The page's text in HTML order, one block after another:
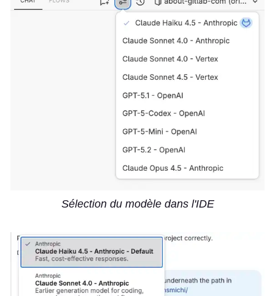
Sélection du modèle dans l'IDE